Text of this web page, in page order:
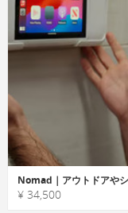
Nomad｜アウトドアや
¥ 34,500